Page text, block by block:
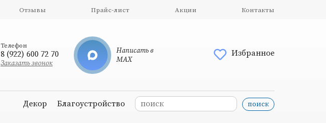
Отзывы Прайс-лист Акции Контакты
Телефон
8 (922) 600 72 70
Заказать звонок
Написать в
MAX
Избранное
Декор Благоустройство